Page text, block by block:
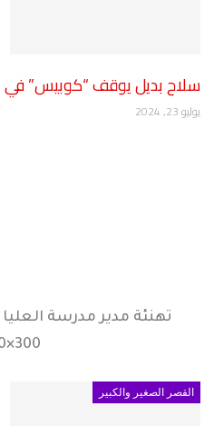
سلاح بديل يوقف “كوبيس” في
يوليو 23, 2024
القصر الصغير والكبير